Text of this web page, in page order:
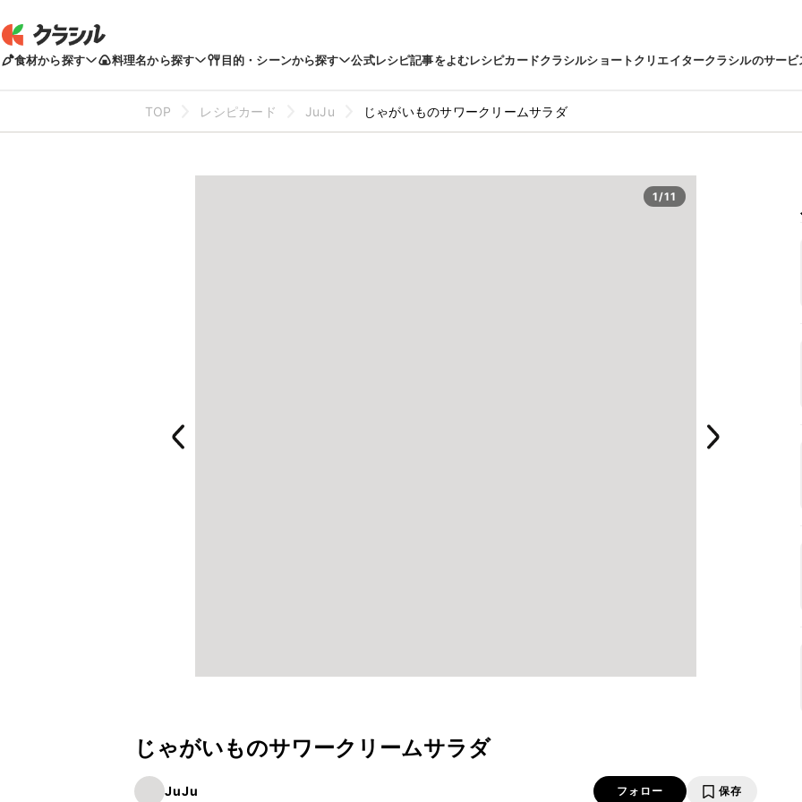
食材から探す 料理名から探す 目的・シーンから探す 公式レシピ記事をよむレシピカードクラシルショートクリエイタークラシルのサービ
TOP レシピカード JuJu じゃがいものサワークリームサラダ
1/11
じゃがいものサワークリームサラダ
JuJu フォロー 保存